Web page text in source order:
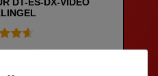
179,00 € *